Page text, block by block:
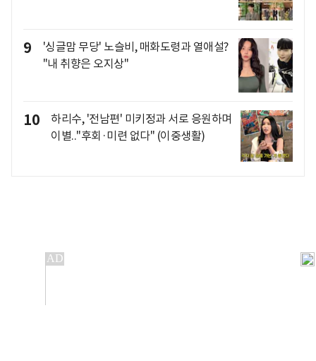
9
'싱글맘 무당' 노슬비, 매화도령과 열애설?
"내 취향은 오지상"
10
하리수, '전남편' 미키정과 서로 응원하며
이별.."후회·미련 없다" (이중생활)